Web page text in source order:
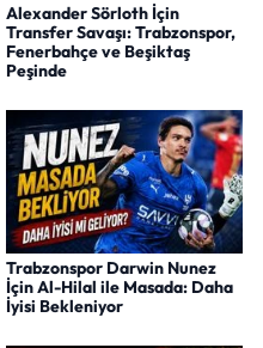
Alexander Sörloth İçin
Transfer Savaşı: Trabzonspor,
Fenerbahçe ve Beşiktaş
Peşinde
Trabzonspor Darwin Nunez
İçin Al-Hilal ile Masada: Daha
İyisi Bekleniyor